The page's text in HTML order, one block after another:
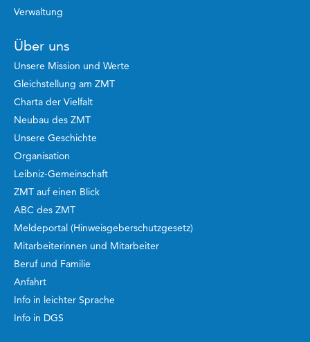
Verwaltung
Über uns
Unsere Mission und Werte
Gleichstellung am ZMT
Charta der Vielfalt
Neubau des ZMT
Unsere Geschichte
Organisation
Leibniz-Gemeinschaft
ZMT auf einen Blick
ABC des ZMT
Meldeportal (Hinweisgeberschutzgesetz)
Mitarbeiterinnen und Mitarbeiter
Beruf und Familie
Anfahrt
Info in leichter Sprache
Info in DGS